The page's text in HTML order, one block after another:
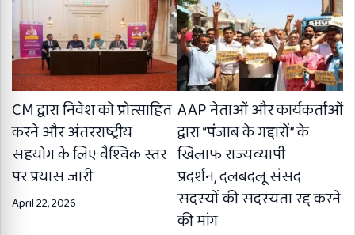
CM द्वारा निवेश को प्रोत्साहित
करने और अंतरराष्ट्रीय
सहयोग के लिए वैश्विक स्तर
पर प्रयास जारी
April 22, 2026
AAP नेताओं और कार्यकर्ताओं
द्वारा “पंजाब के गद्दारों” के
खिलाफ राज्यव्यापी
प्रदर्शन, दलबदलू संसद
सदस्यों की सदस्यता रद्द करने
की मांग